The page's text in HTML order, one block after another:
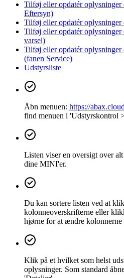
Tilføj eller opdatér oplysninger
Eftersyn)
Tilføj eller opdatér
Tilføj eller opdatér oplysninger
varsel)
Tilføj eller opdatér
(fanen Service)
Udstyrsliste
Åbn menuen: https://
find menuen i 'Udstyrskontrol
Listen viser en oversigt over
dine MINI'er.
Du kan sortere listen ved at
kolonneoverskrifterne eller
hjørne for at ændre
Klik på et hvilket som helst
oplysninger. Som standard